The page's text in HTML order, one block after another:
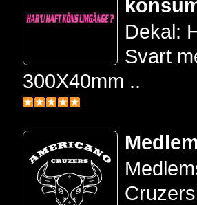
Dekal:
Svart
300X40mm ..